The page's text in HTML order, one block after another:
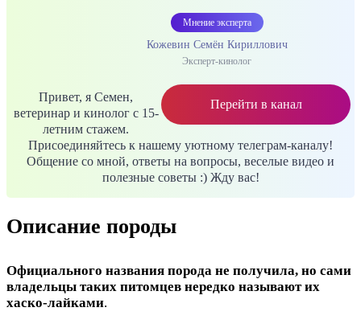
Мнение эксперта
Кожевин Семён Кириллович
Эксперт-кинолог
Перейти в канал
Привет, я Семен,
ветеринар и кинолог с 15-
летним стажем.
Присоединяйтесь к нашему уютному телеграм-каналу!
Общение со мной, ответы на вопросы, веселые видео и
полезные советы :) Жду вас!
Описание породы
Официального названия порода не получила, но сами
владельцы таких питомцев нередко называют их
хаско-лайками.